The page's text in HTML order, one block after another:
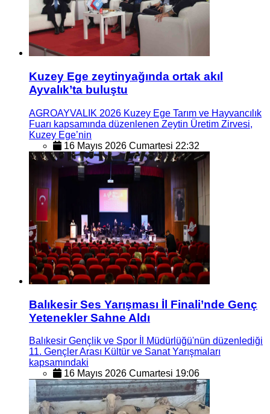
Kuzey Ege zeytinyağında ortak akıl
Ayvalık’ta buluştu
AGROAYVALIK 2026 Kuzey Ege Tarım ve Hayvancılık
Fuarı kapsamında düzenlenen Zeytin Üretim Zirvesi,
Kuzey Ege’nin
16 Mayıs 2026 Cumartesi 22:32
Balıkesir Ses Yarışması İl Finali’nde Genç
Yetenekler Sahne Aldı
Balıkesir Gençlik ve Spor İl Müdürlüğü'nün düzenlediği
11. Gençler Arası Kültür ve Sanat Yarışmaları
kapsamındaki
16 Mayıs 2026 Cumartesi 19:06